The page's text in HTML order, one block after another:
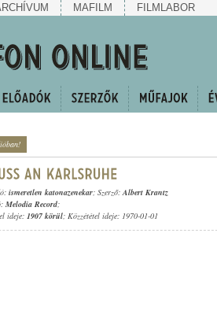
MAFILM FILMLABOR
ismeretlen katonazenekar; Szerző:Albert Krantz
Melodia Record;
ideje: 1907 körül; Közzététel ideje: 1970-01-01